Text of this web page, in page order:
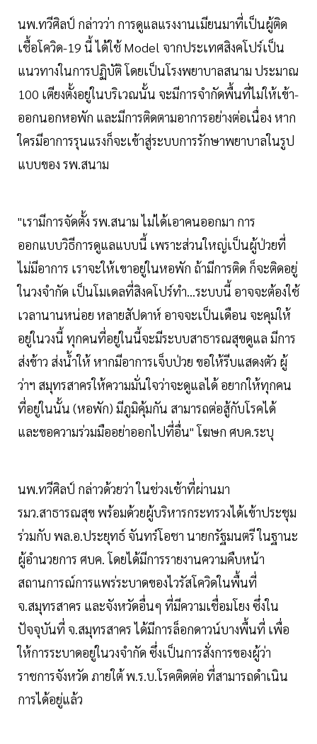
นพ.ทวีศิลป์ กล่าวว่า การดูแลแรงงานเมียนมาที่เป็นผู้ติด
เชื้อโควิด-19 นี้ ได้ใช้ Model จากประเทศสิงคโปร์เป็น
แนวทางในการปฏิบัติ โดยเป็นโรงพยาบาลสนาม ประมาณ
100 เตียงตั้งอยู่ในบริเวณนั้น จะมีการจำกัดพื้นที่ไม่ให้เข้า-
ออกนอกหอพัก และมีการติดตามอาการอย่างต่อเนื่อง หาก
ใครมีอาการรุนแรงก็จะเข้าสู่ระบบการรักษาพยาบาลในรูป
แบบของ รพ.สนาม
"เรามีการจัดตั้ง รพ.สนาม ไม่ได้เอาคนออกมา การ
ออกแบบวิธีการดูแลแบบนี้ เพราะส่วนใหญ่เป็นผู้ป่วยที่
ไม่มีอาการ เราจะให้เขาอยู่ในหอพัก ถ้ามีการติด ก็จะติดอยู่
ในวงจำกัด เป็นโมเดลที่สิงคโปร์ทำ...ระบบนี้ อาจจะต้องใช้
เวลานานหน่อย หลายสัปดาห์ อาจจะเป็นเดือน จะคุมให้
อยู่ในวงนี้ ทุกคนที่อยู่ในนี้จะมีระบบสาธารณสุขดูแล มีการ
ส่งข้าว ส่งน้ำให้ หากมีอาการเจ็บป่วย ขอให้รีบแสดงตัว ผู้
ว่าฯ สมุทรสาครให้ความมั่นใจว่าจะดูแลได้ อยากให้ทุกคน
ที่อยู่ในนั้น (หอพัก) มีภูมิคุ้มกัน สามารถต่อสู้กับโรคได้
และขอความร่วมมืออย่าออกไปที่อื่น" โฆษก ศบค.ระบุ
นพ.ทวีศิลป์ กล่าวด้วยว่า ในช่วงเช้าที่ผ่านมา
รมว.สาธารณสุข พร้อมด้วยผู้บริหารกระทรวงได้เข้าประชุม
ร่วมกับ พล.อ.ประยุทธ์ จันทร์โอชา นายกรัฐมนตรี ในฐานะ
ผู้อำนวยการ ศบค. โดยได้มีการรายงานความคืบหน้า
สถานการณ์การแพร่ระบาดของไวรัสโควิดในพื้นที่
จ.สมุทรสาคร และจังหวัดอื่นๆ ที่มีความเชื่อมโยง ซึ่งใน
ปัจจุบันที่ จ.สมุทรสาคร ได้มีการล็อกดาวน์บางพื้นที่ เพื่อ
ให้การระบาดอยู่ในวงจำกัด ซึ่งเป็นการสั่งการของผู้ว่า
ราชการจังหวัด ภายใต้ พ.ร.บ.โรคติดต่อ ที่สามารถดำเนิน
การได้อยู่แล้ว